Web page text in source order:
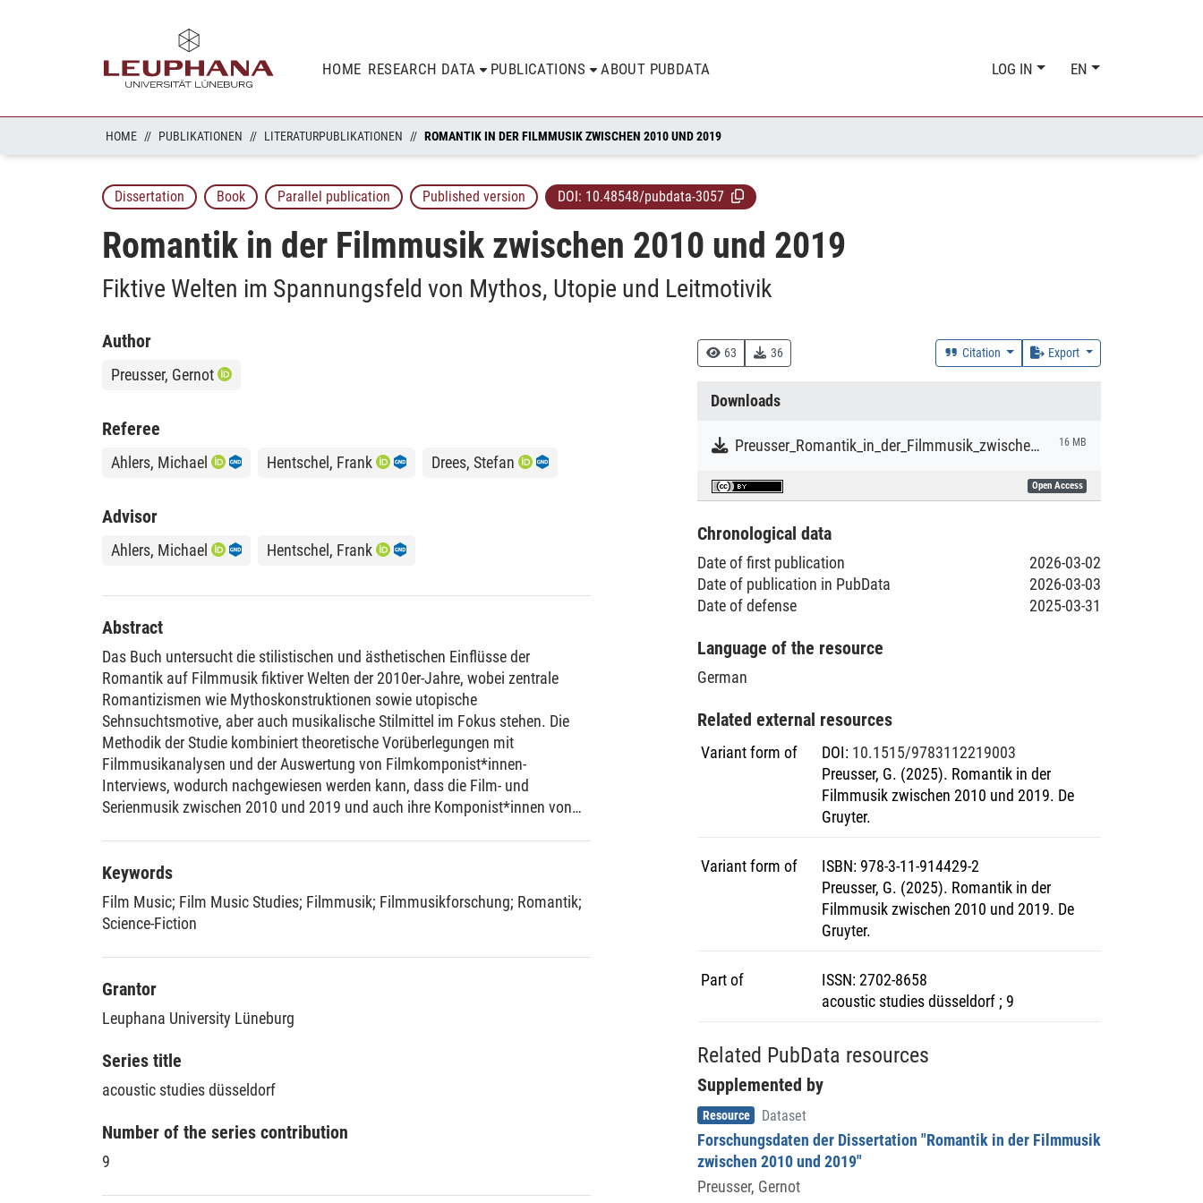
HOME RESEARCH DATA PUBLICATIONS ABOUT PUBDATA LOG IN EN
HOME PUBLIKATIONEN LITERATURPUBLIKATIONEN ROMANTIK IN DER FILMMUSIK ZWISCHEN 2010 UND 2019
Dissertation Book Parallel publication Published version DOI: 10.48548/pubdata-3057
Romantik in der Filmmusik zwischen 2010 und 2019
Fiktive Welten im Spannungsfeld von Mythos, Utopie und Leitmotivik
63 36 Citation Export
Downloads
Preusser_Romantik_in_der_Filmmusik_zwischen_2010_und_2019_Diss.pdf 16 MB
Open Access
Chronological data
Date of first publication
2026-03-02
Date of publication in PubData
2026-03-03
Date of defense
2025-03-31
Language of the resource
German
Related external resources
Variant form of DOI: 10.1515/9783112219003
Preusser, G. (2025). Romantik in der
Filmmusik zwischen 2010 und 2019. De
Gruyter.
Variant form of ISBN: 978-3-11-914429-2
Preusser, G. (2025). Romantik in der
Filmmusik zwischen 2010 und 2019. De
Gruyter.
Part of ISSN:2702-8658
acoustic studies düsseldorf ; 9
Related PubData resources
Supplemented by
Item type
Resource , Dataset
Forschungsdaten der Dissertation "Romantik in der Filmmusik
zwischen 2010 und 2019"
Preusser, Gernot
Author
Preusser, Gernot
Referee
Ahlers, Michael Hentschel, Frank Drees, Stefan
Advisor
Ahlers, Michael Hentschel, Frank
Abstract
Das Buch untersucht die stilistischen und ästhetischen Einflüsse der
Romantik auf Filmmusik fiktiver Welten der 2010er-Jahre, wobei zentrale
Romantizismen wie Mythoskonstruktionen sowie utopische
Sehnsuchtsmotive, aber auch musikalische Stilmittel im Fokus stehen. Die
Methodik der Studie kombiniert theoretische Vorüberlegungen mit
Filmmusikanalysen und der Auswertung von Filmkomponist*innen-
Interviews, wodurch nachgewiesen werden kann, dass die Film- und
Serienmusik zwischen 2010 und 2019 und auch ihre Komponist*innen von
Filmkomponist*innen zeigen dabei unterschiedliche Ansätze zur Verhandlung
romantizistischer Elemente von leitmotivisch-orchestralen
Kompositionstechniken bis hin zu digitalen und kollaborativen
Produktionsmethoden. Das Buch erweitert die Genre-Theorie durch das
Konzept des mythischen Raums, der über Genregrenzen hinaus wirkt. Auch
filmmusikalische Exotismen und postkoloniale Motive werden kritisch
hinterfragt. Insgesamt bestätigt die Arbeit die Relevanz romantizistischer
Einflüsse auf die Filmmusik zwischen 2010 und 2019, identifiziert aber auch
Keywords
Film Music; Film Music Studies; Filmmusik; Filmmusikforschung; Romantik;
Science-Fiction
Grantor
Leuphana University Lüneburg
Series title
acoustic studies düsseldorf
Number of the series contribution
9